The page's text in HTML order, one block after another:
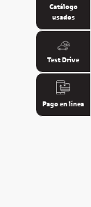
Catálogo
usados
Test Drive
Pago en línea